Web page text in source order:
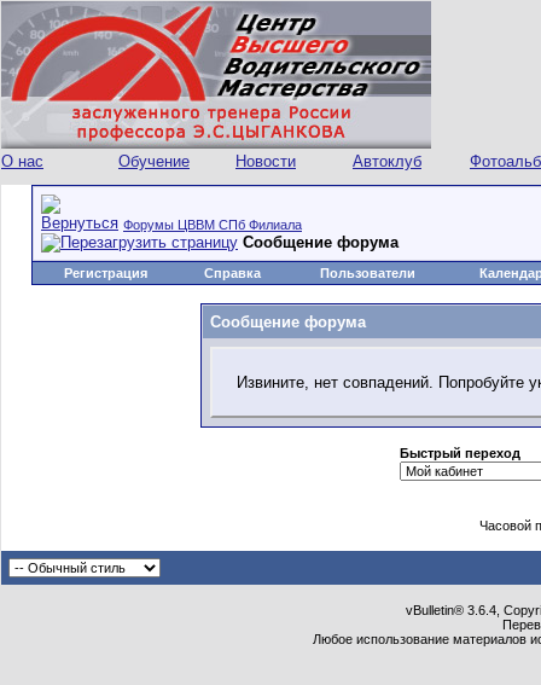
О нас Обучение Новости Автоклуб
Форумы ЦВВМ СПб Филиала
Сообщение форума
Регистрация Справка Пользователи
Сообщение форума
Извините, нет совпадений. Попробуйте
Быстрый переход
Часовой
vBulletin® 3.6.4,
Любое использование материалов